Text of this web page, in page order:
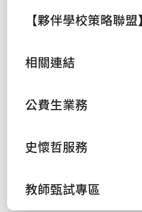
【夥伴學校策略聯盟】
相關連結
公費生業務
史懷哲服務
教師甄試專區